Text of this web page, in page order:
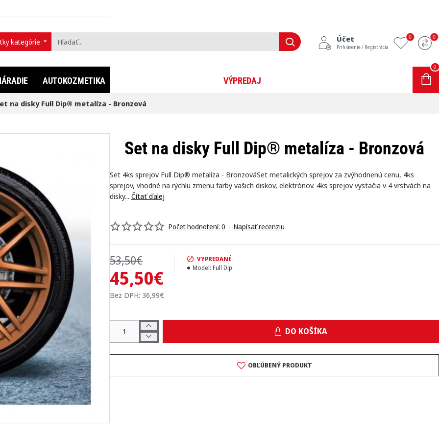
kategórie Účet
Prihlásenie / Registrácia
0 0
AUTOKOZMETIKA VÝPREDAJ
0
na disky Full Dip® metalíza - Bronzová
Set na disky Full Dip® metalíza - Bronzová
Set 4ks sprejov Full Dip® metalíza - BronzováSet metalických sprejov za zvýhodnenú cenu, 4ks
sprejov, vhodné na rýchlu zmenu farby vašich diskov, elektrónov. 4ks sprejov vystačia v 4 vrstvách na
disky... Čítať ďalej
Počet hodnotení: 0 - Napísať recenziu
45,50€
53,50€
Bez DPH: 36,99€
VYPREDANÉ
Model: Full Dip
DO KOŠÍKA
OBĽÚBENÝ PRODUKT